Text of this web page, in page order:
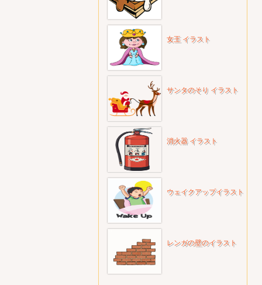
女王 イラスト
サンタのそり イラスト
消火器 イラスト
ウェイクアップイラスト
レンガの壁のイラスト